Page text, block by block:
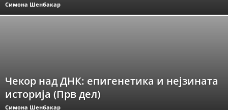
Симона Шенбакар
Чекор над ДНК: епигенетика и нејзината
историја (Прв дел)
Симона Шенбакар